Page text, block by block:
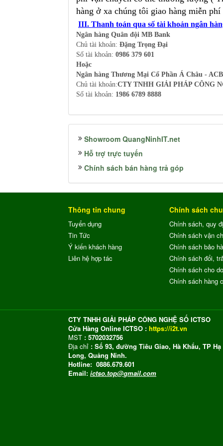
hàng ở xa chúng tôi giao hàng miễn
III. Thanh toán qua số tài khoản ngân
Ngân hàng Quân đội MB Bank
Chủ tài khoản: Đặng Trọng Đại
Số tài khoản: 0986 379 601
Hoặc
Ngân hàng Thương Mại Cổ Phần Á Châu -
Chủ tài khoản:CTY TNHH GIẢI PHÁP CÔNG
Số tài khoản: 1986 6789 8888
Showroom QuangNinhIT.net
Hỗ trợ trực tuyến
Chính sách bán hàng trả góp
Thông tin chung
Tuyển dụng
Tin Tức
Ý kiến khách hàng
Liên hệ hợp tác
Chính sách
Chính sách, quy
Chính sách vận
Chính sách bảo
Chính sách đổi,
Chính sách cho
Chính sách hàng
CTY TNHH GIẢI PHÁP CÔNG NGHỆ SỐ ICTSO
Cửa Hàng Online ICTSO : https://i2t.vn
MST : 5702032756
Địa chỉ : Số 93, đường Tiêu Giao, Hà Khẩu, TP Hạ
Long, Quảng Ninh.
Hotline: 0886.679.601
Email: ictso.top@gmail.com